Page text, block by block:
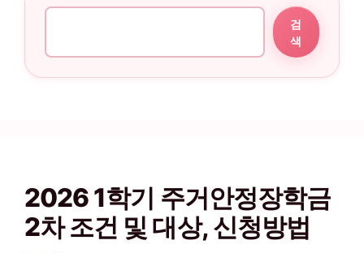
검
색
2026 1학기 주거안정장학금
2차 조건 및 대상, 신청방법